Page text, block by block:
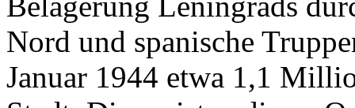
Nord und spanische
Januar 1944 etwa 1,1